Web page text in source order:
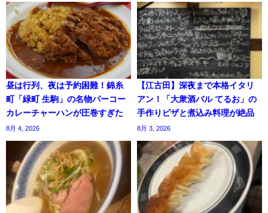
昼は行列、夜は予約困難！錦糸
町「緑町 生駒」の名物パーコー
カレーチャーハンが圧巻すぎた
8月 4, 2026
【江古田】深夜まで本格イタリ
アン！「大衆酒バル てるお」の
手作りピザと煮込み料理が絶品
8月 3, 2026